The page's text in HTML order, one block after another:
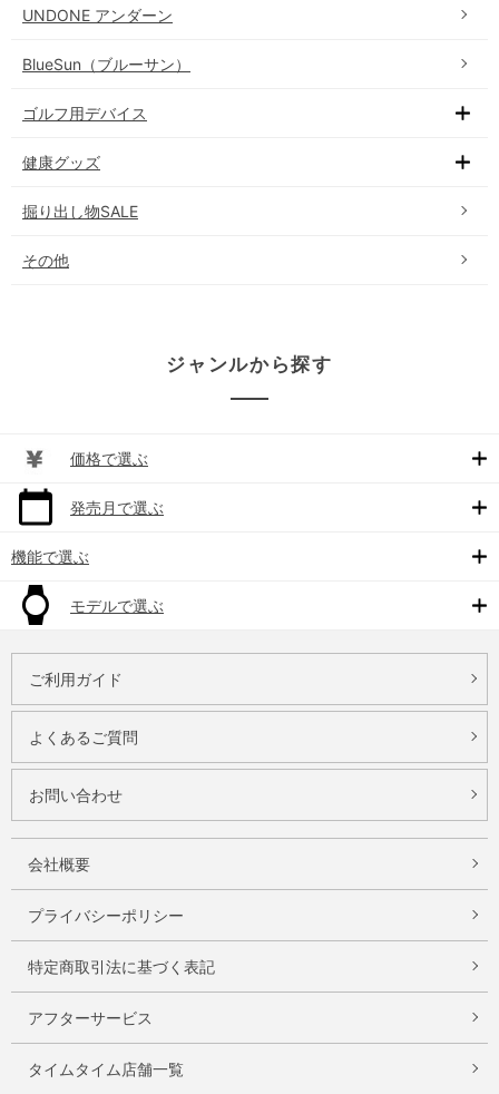
UNDONE アンダーン
BlueSun（ブルーサン）
ゴルフ用デバイス
健康グッズ
掘り出し物SALE
その他
ジャンルから探す
価格で選ぶ
発売月で選ぶ
機能で選ぶ
モデルで選ぶ
ご利用ガイド
よくあるご質問
お問い合わせ
会社概要
プライバシーポリシー
特定商取引法に基づく表記
アフターサービス
タイムタイム店舗一覧